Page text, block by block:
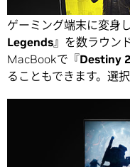
GeForce NOWがあれ
ゲーミング端末に変身し
Legends』を数ラウン
MacBookで『Destiny 2
ることもできます。選